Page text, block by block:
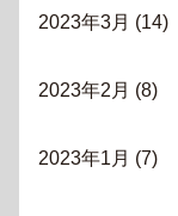
2023年3月 (14)
2023年2月 (8)
2023年1月 (7)